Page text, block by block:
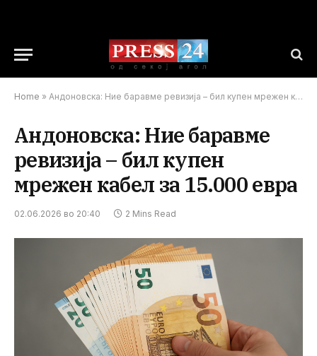
Home » Андоновска: Ние баравме ревизија – бил купен мрежен кабел за 15.000 евра
Андоновска: Ние баравме
ревизија – бил купен
мрежен кабел за 15.000 евра
02.06.2026 во 20:40 2 Mins Read